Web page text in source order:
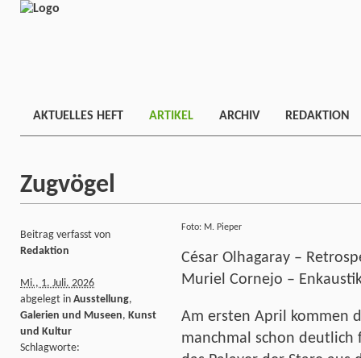
AKTUELLES HEFT ARTIKEL ARCHIV REDAKTION
Zugvögel
Foto: M. Pieper
César Olhagaray –
Muriel Cornejo –
Am ersten April kommen
manchmal schon deutlich
Beitrag verfasst von
Redaktion
Mi., 1. Juli. 2026
abgelegt in Ausstellung,
Galerien und Museen, Kunst
und Kultur
Schlagworte: